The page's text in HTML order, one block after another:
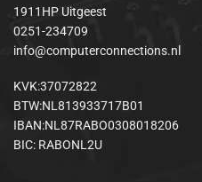
1911HP Uitgeest
0251-234709
info@computerconnections.nl
KVK:37072822
BTW:NL813933717B01
IBAN:NL87RABO0308018206
BIC: RABONL2U